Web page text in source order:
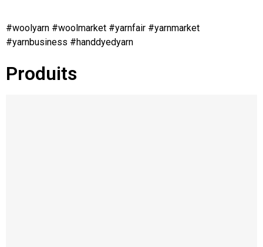
#woolyarn #woolmarket #yarnfair #yarnmarket
#yarnbusiness #handdyedyarn
Produits